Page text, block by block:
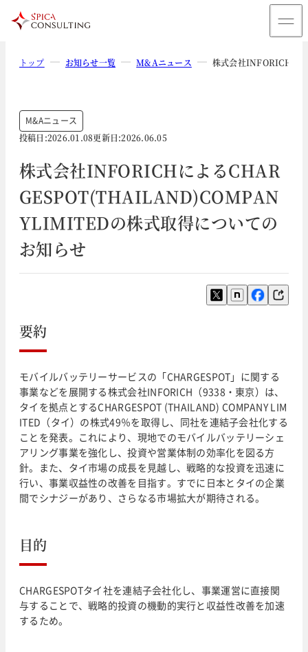
トップ お知らせ一覧 M&Aニュース 株式会社INFORICHに
M&Aニュース
投稿日:2026.01.08更新日:2026.06.05
株式会社INFORICHによるCHAR
GESPOT(THAILAND)COMPAN
YLIMITEDの株式取得についての
お知らせ
要約
モバイルバッテリーサービスの「CHARGESPOT」に関する
事業などを展開する株式会社INFORICH（9338・東京）は、
タイを拠点とするCHARGESPOT (THAILAND) COMPANY LIM
ITED（タイ）の株式49％を取得し、同社を連結子会社化する
ことを発表。これにより、現地でのモバイルバッテリーシェ
アリング事業を強化し、投資や営業体制の効率化を図る方
針。また、タイ市場の成長を見越し、戦略的な投資を迅速に
行い、事業収益性の改善を目指す。すでに日本とタイの企業
間でシナジーがあり、さらなる市場拡大が期待される。
目的
CHARGESPOTタイ社を連結子会社化し、事業運営に直接関
与することで、戦略的投資の機動的実行と収益性改善を加速
するため。